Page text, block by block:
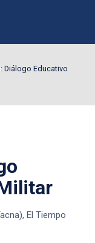
Diálogo Educativo
El Tiempo